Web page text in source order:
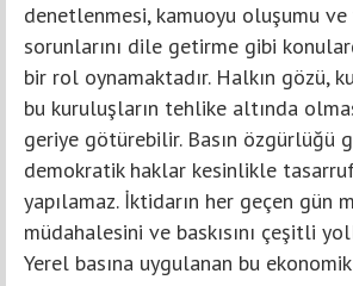
denetlenmesi, kamuoyu oluşumu ve
sorunlarını dile getirme gibi
bir rol oynamaktadır. Halkın gözü,
bu kuruluşların tehlike altında
geriye götürebilir. Basın özgürlüğü
demokratik haklar kesinlikle
yapılamaz. İktidarın her geçen gün
müdahalesini ve baskısını çeşitli
Yerel basına uygulanan bu